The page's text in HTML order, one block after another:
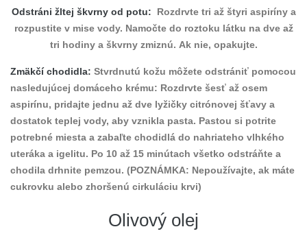
Odstráni žltej škvrny od potu: Rozdrvte tri až štyri aspiríny a
rozpustite v mise vody. Namočte do roztoku látku na dve až
tri hodiny a škvrny zmiznú. Ak nie, opakujte.
Zmäkčí chodidla: Stvrdnutú kožu môžete odstrániť pomocou
nasledujúcej domáceho krému: Rozdrvte šesť až osem
aspirínu, pridajte jednu až dve lyžičky citrónovej šťavy a
dostatok teplej vody, aby vznikla pasta. Pastou si potrite
potrebné miesta a zabaľte chodidlá do nahriateho vlhkého
uteráka a igelitu. Po 10 až 15 minútach všetko odstráňte a
chodila drhnite pemzou. (POZNÁMKA: Nepoužívajte, ak máte
cukrovku alebo zhoršenú cirkuláciu krvi)
Olivový olej